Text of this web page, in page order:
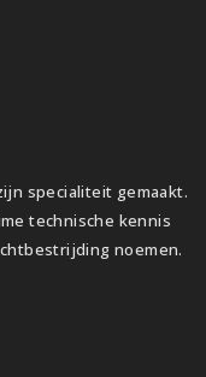
specialiteit gemaakt.
technische kennis
noemen.